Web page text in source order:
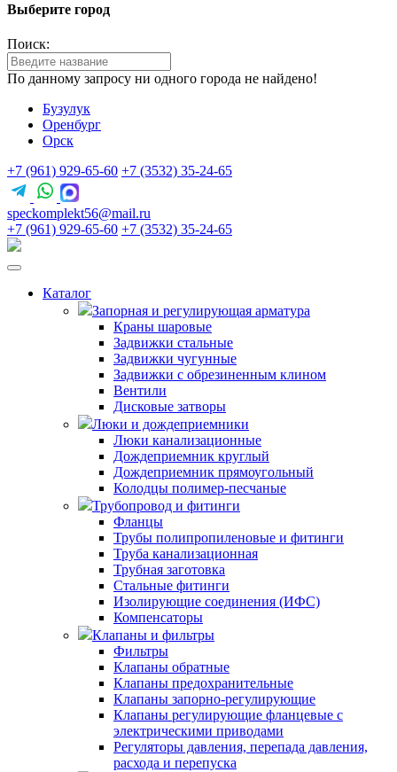
Выберите город
Поиск:
По данному запросу ни одного города не найдено!
Бузулук
Оренбург
Орск
+7 (961) 929-65-60 +7 (3532) 35-24-65
speckomplekt56@mail.ru
+7 (961) 929-65-60 +7 (3532) 35-24-65
Каталог
Запорная и регулирующая арматура
Краны шаровые
Задвижки стальные
Задвижки чугунные
Задвижки с обрезиненным клином
Вентили
Дисковые затворы
Люки и дождеприемники
Люки канализационные
Дождеприемник круглый
Дождеприемник прямоугольный
Колодцы полимер-песчаные
Трубопровод и фитинги
Фланцы
Трубы полипропиленовые и фитинги
Труба канализационная
Трубная заготовка
Стальные фитинги
Изолирующие соединения (ИФС)
Компенсаторы
Клапаны и фильтры
Фильтры
Клапаны обратные
Клапаны предохранительные
Клапаны запорно-регулирующие
Клапаны регулирующие фланцевые с
электрическими приводами
Регуляторы давления, перепада давления,
расхода и перепуска